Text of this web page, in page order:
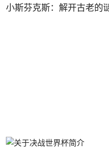
小斯芬克斯：解开古老的